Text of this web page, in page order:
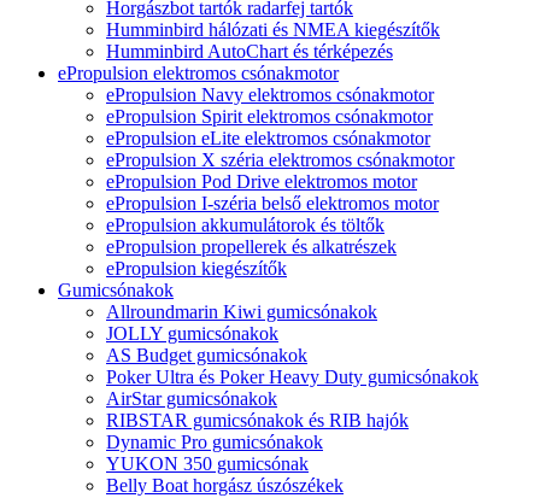
Horgászbot tartók radarfej tartók
Humminbird hálózati és NMEA kiegészítők
Humminbird AutoChart és térképezés
ePropulsion elektromos csónakmotor
ePropulsion Navy elektromos csónakmotor
ePropulsion Spirit elektromos csónakmotor
ePropulsion eLite elektromos csónakmotor
ePropulsion X széria elektromos csónakmotor
ePropulsion Pod Drive elektromos motor
ePropulsion I-széria belső elektromos motor
ePropulsion akkumulátorok és töltők
ePropulsion propellerek és alkatrészek
ePropulsion kiegészítők
Gumicsónakok
Allroundmarin Kiwi gumicsónakok
JOLLY gumicsónakok
AS Budget gumicsónakok
Poker Ultra és Poker Heavy Duty gumicsónakok
AirStar gumicsónakok
RIBSTAR gumicsónakok és RIB hajók
Dynamic Pro gumicsónakok
YUKON 350 gumicsónak
Belly Boat horgász úszószékek